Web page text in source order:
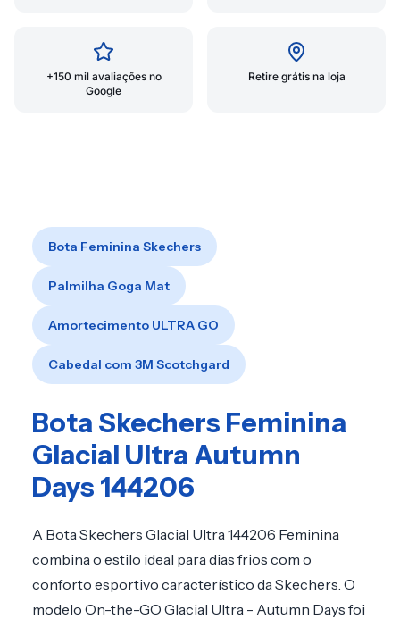
+150 mil avaliações no
Google
Retire grátis na loja
Bota Feminina Skechers
Palmilha Goga Mat
Amortecimento ULTRA GO
Cabedal com 3M Scotchgard
Bota Skechers Feminina
Glacial Ultra Autumn
Days 144206
A Bota Skechers Glacial Ultra 144206 Feminina
combina o estilo ideal para dias frios com o
conforto esportivo característico da Skechers. O
modelo On-the-GO Glacial Ultra - Autumn Days foi